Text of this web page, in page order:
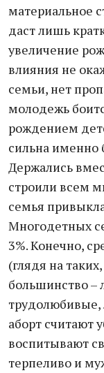
материальное
даст лишь
увеличение
влияния не
семьи, нет
молодежь
рождением
сильна
Держались
строили всем
семья
Многодетных
3%. Конечно,
(глядя на
большинство
трудолюбивые,
аборт считают
воспитывают
терпеливо и